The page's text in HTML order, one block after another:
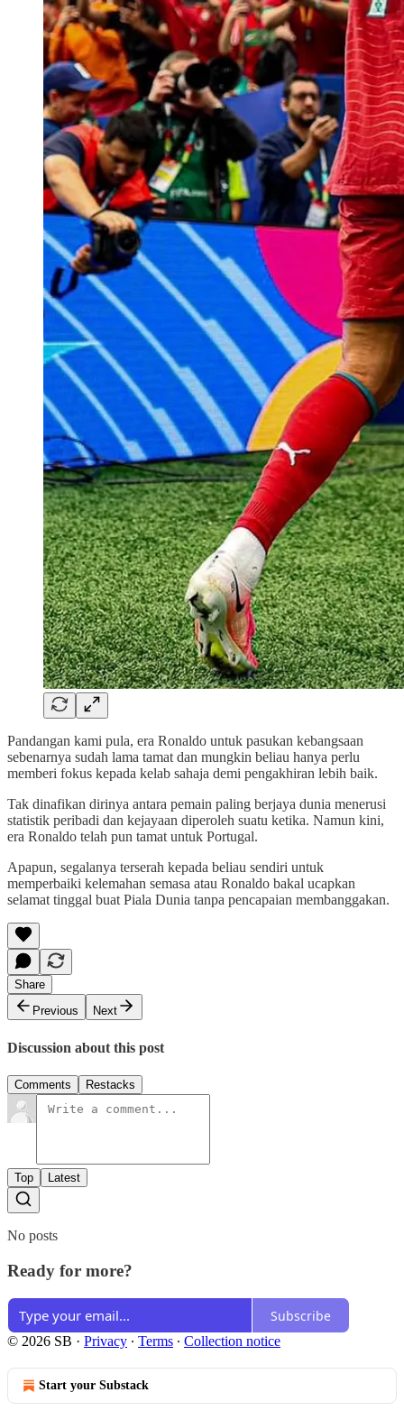
Pandangan kami pula, era Ronaldo untuk pasukan kebangsaan
sebenarnya sudah lama tamat dan mungkin beliau hanya perlu
memberi fokus kepada kelab sahaja demi pengakhiran lebih baik.
Tak dinafikan dirinya antara pemain paling berjaya dunia menerusi
statistik peribadi dan kejayaan diperoleh suatu ketika. Namun kini,
era Ronaldo telah pun tamat untuk Portugal.
Apapun, segalanya terserah kepada beliau sendiri untuk
memperbaiki kelemahan semasa atau Ronaldo bakal ucapkan
selamat tinggal buat Piala Dunia tanpa pencapaian membanggakan.
Share
Previous
Next
Discussion about this post
Comments Restacks
Top Latest
No posts
Ready for more?
Subscribe
© 2026 SB · Privacy ∙ Terms ∙ Collection notice
Start your Substack